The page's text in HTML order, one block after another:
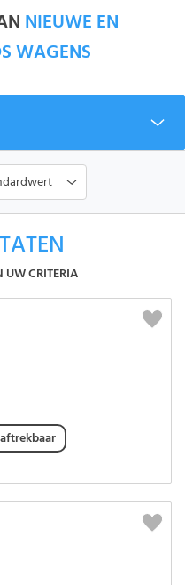
NIEUWE EN
WAGENS
UW CRITERIA